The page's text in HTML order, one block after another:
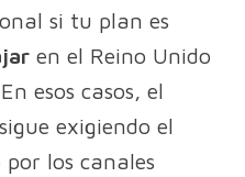
si tu plan es
en el Reino Unido
esos casos, el
exigiendo el
los canales